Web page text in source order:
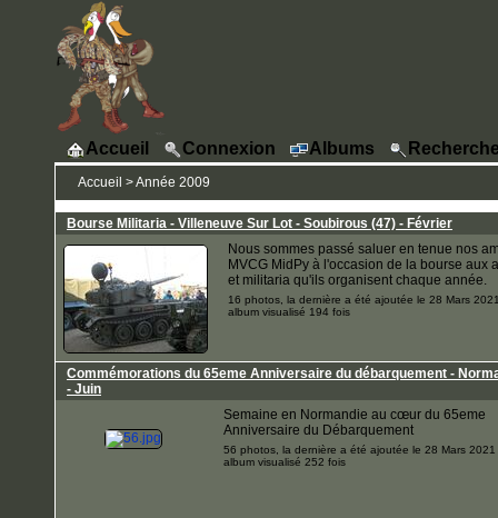
Accueil Connexion Albums
Accueil >Année 2009
Bourse Militaria - Villeneuve Sur Lot - Soubirous (47) - Février
Nous sommes passé saluer en tenue nos
MVCG MidPy à l'occasion de la bourse aux
et militaria qu'ils organisent chaque année.
16 photos, la dernière a été ajoutée le 28 Mars
album visualisé 194 fois
Commémorations du 65eme Anniversaire du débarquement -
- Juin
Semaine en Normandie au cœur du 65eme
Anniversaire du Débarquement
56 photos, la dernière a été ajoutée le 28 Mars 2021
album visualisé 252 fois